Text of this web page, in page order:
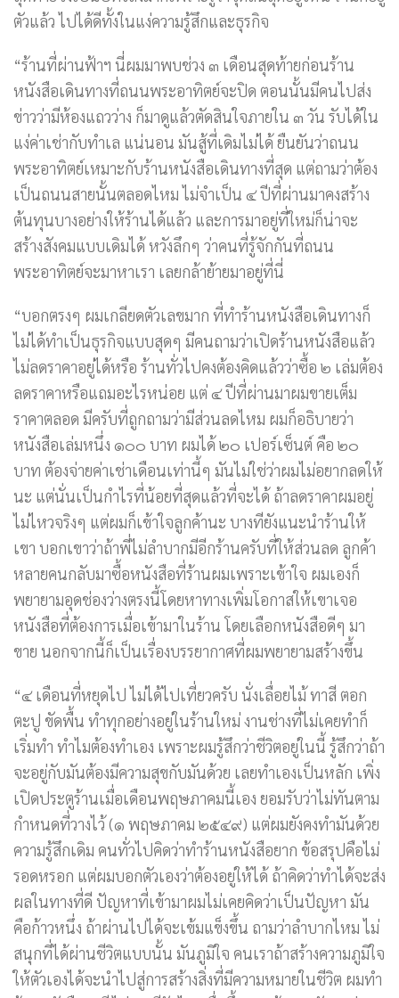
ตัวแล้ว ไปได้ดีทั้งในแง่ความรู้สึกและธุรกิจ
“ร้านที่ผ่านฟ้าฯ นี่ผมมาพบช่วง ๓ เดือนสุดท้ายก่อนร้าน
หนังสือเดินทางที่ถนนพระอาทิตย์จะปิด ตอนนั้นมีคนไปส่ง
ข่าวว่ามีห้องแถวว่าง ก็มาดูแล้วตัดสินใจภายใน ๓ วัน รับได้ใน
แง่ค่าเช่ากับทำเล แน่นอน มันสู้ที่เดิมไม่ได้ ยืนยันว่าถนน
พระอาทิตย์เหมาะกับร้านหนังสือเดินทางที่สุด แต่ถามว่าต้อง
เป็นถนนสายนั้นตลอดไหม ไม่จำเป็น ๔ ปีที่ผ่านมาคงสร้าง
ต้นทุนบางอย่างให้ร้านได้แล้ว และการมาอยู่ที่ใหม่ก็น่าจะ
สร้างสังคมแบบเดิมได้ หวังลึกๆ ว่าคนที่รู้จักกันที่ถนน
พระอาทิตย์จะมาหาเรา เลยกล้าย้ายมาอยู่ที่นี่
“บอกตรงๆ ผมเกลียดตัวเลขมาก ที่ทำร้านหนังสือเดินทางก็
ไม่ได้ทำเป็นธุรกิจแบบสุดๆ มีคนถามว่าเปิดร้านหนังสือแล้ว
ไม่ลดราคาอยู่ได้หรือ ร้านทั่วไปคงต้องคิดแล้วว่าซื้อ ๒ เล่มต้อง
ลดราคาหรือแถมอะไรหน่อย แต่ ๔ ปีที่ผ่านมาผมขายเต็ม
ราคาตลอด มีครับที่ถูกถามว่ามีส่วนลดไหม ผมก็อธิบายว่า
หนังสือเล่มหนึ่ง ๑๐๐ บาท ผมได้ ๒๐ เปอร์เซ็นต์ คือ ๒๐
บาท ต้องจ่ายค่าเช่าเดือนเท่านี้ๆ มันไม่ใช่ว่าผมไม่อยากลดให้
นะ แต่นั่นเป็นกำไรที่น้อยที่สุดแล้วที่จะได้ ถ้าลดราคาผมอยู่
ไม่ไหวจริงๆ แต่ผมก็เข้าใจลูกค้านะ บางทียังแนะนำร้านให้
เขา บอกเขาว่าถ้าพี่ไม่ลำบากมีอีกร้านครับที่ให้ส่วนลด ลูกค้า
หลายคนกลับมาซื้อหนังสือที่ร้านผมเพราะเข้าใจ ผมเองก็
พยายามอุดช่องว่างตรงนี้โดยหาทางเพิ่มโอกาสให้เขาเจอ
หนังสือที่ต้องการเมื่อเข้ามาในร้าน โดยเลือกหนังสือดีๆ มา
ขาย นอกจากนี้ก็เป็นเรื่องบรรยากาศที่ผมพยายามสร้างขึ้น
“๔ เดือนที่หยุดไป ไม่ได้ไปเที่ยวครับ นั่งเลื่อยไม้ ทาสี ตอก
ตะปู ขัดพื้น ทำทุกอย่างอยู่ในร้านใหม่ งานช่างที่ไม่เคยทำก็
เริ่มทำ ทำไมต้องทำเอง เพราะผมรู้สึกว่าชีวิตอยู่ในนี้ รู้สึกว่าถ้า
จะอยู่กับมันต้องมีความสุขกับมันด้วย เลยทำเองเป็นหลัก เพิ่ง
เปิดประตูร้านเมื่อเดือนพฤษภาคมนี้เอง ยอมรับว่าไม่ทันตาม
กำหนดที่วางไว้ (๑ พฤษภาคม ๒๕๔๙) แต่ผมยังคงทำมันด้วย
ความรู้สึกเดิม คนทั่วไปคิดว่าทำร้านหนังสือยาก ข้อสรุปคือไม่
รอดหรอก แต่ผมบอกตัวเองว่าต้องอยู่ให้ได้ ถ้าคิดว่าทำได้จะส่ง
ผลในทางที่ดี ปัญหาที่เข้ามาผมไม่เคยคิดว่าเป็นปัญหา มัน
คือก้าวหนึ่ง ถ้าผ่านไปได้จะเข้มแข็งขึ้น ถามว่าลำบากไหม ไม่
สนุกที่ได้ผ่านชีวิตแบบนั้น มันภูมิใจ คนเราถ้าสร้างความภูมิใจ
ให้ตัวเองได้จะนำไปสู่การสร้างสิ่งที่มีความหมายในชีวิต ผมทำ